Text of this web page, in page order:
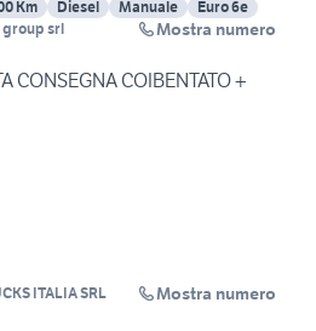
Km Diesel Manuale
Euro 6e
group srl Mostra numero
CONSEGNA COIBENTATO +
ITALIA SRL Mostra numero